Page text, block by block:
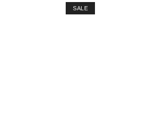
SALE